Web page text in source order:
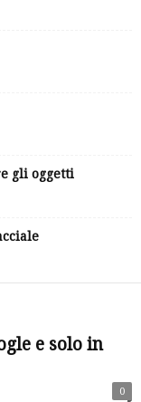
gli oggetti
e solo in
0